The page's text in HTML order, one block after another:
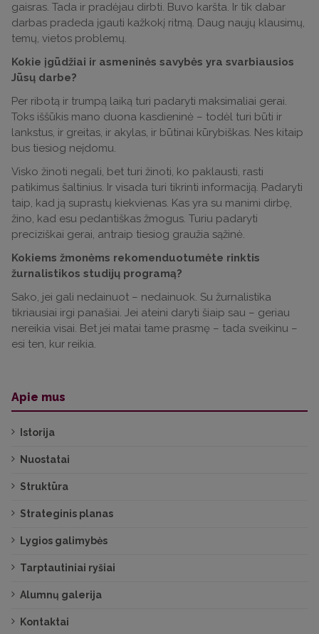
gaisras. Tada ir pradėjau dirbti. Buvo karšta. Ir tik dabar
darbas pradeda įgauti kažkokį ritmą. Daug naujų klausimų,
temų, vietos problemų.
Kokie įgūdžiai ir asmeninės savybės yra svarbiausios
Jūsų darbe?
Per ribotą ir trumpą laiką turi padaryti maksimaliai gerai.
Toks iššūkis mano duona kasdieninė – todėl turi būti ir
lankstus, ir greitas, ir akylas, ir būtinai kūrybiškas. Nes kitaip
bus tiesiog neįdomu.
Visko žinoti negali, bet turi žinoti, ko paklausti, rasti
patikimus šaltinius. Ir visada turi tikrinti informaciją. Padaryti
taip, kad ją suprastų kiekvienas. Kas yra su manimi dirbę,
žino, kad esu pedantiškas žmogus. Turiu padaryti
preciziškai gerai, antraip tiesiog graužia sąžinė.
Kokiems žmonėms rekomenduotumėte rinktis
žurnalistikos studijų programą?
Sako, jei gali nedainuot – nedainuok. Su žurnalistika
tikriausiai irgi panašiai. Jei ateini daryti šiaip sau – geriau
nereikia visai. Bet jei matai tame prasmę – tada sveikinu –
esi ten, kur reikia.
Apie mus
Istorija
Nuostatai
Struktūra
Strateginis planas
Lygios galimybės
Tarptautiniai ryšiai
Alumnų galerija
Kontaktai